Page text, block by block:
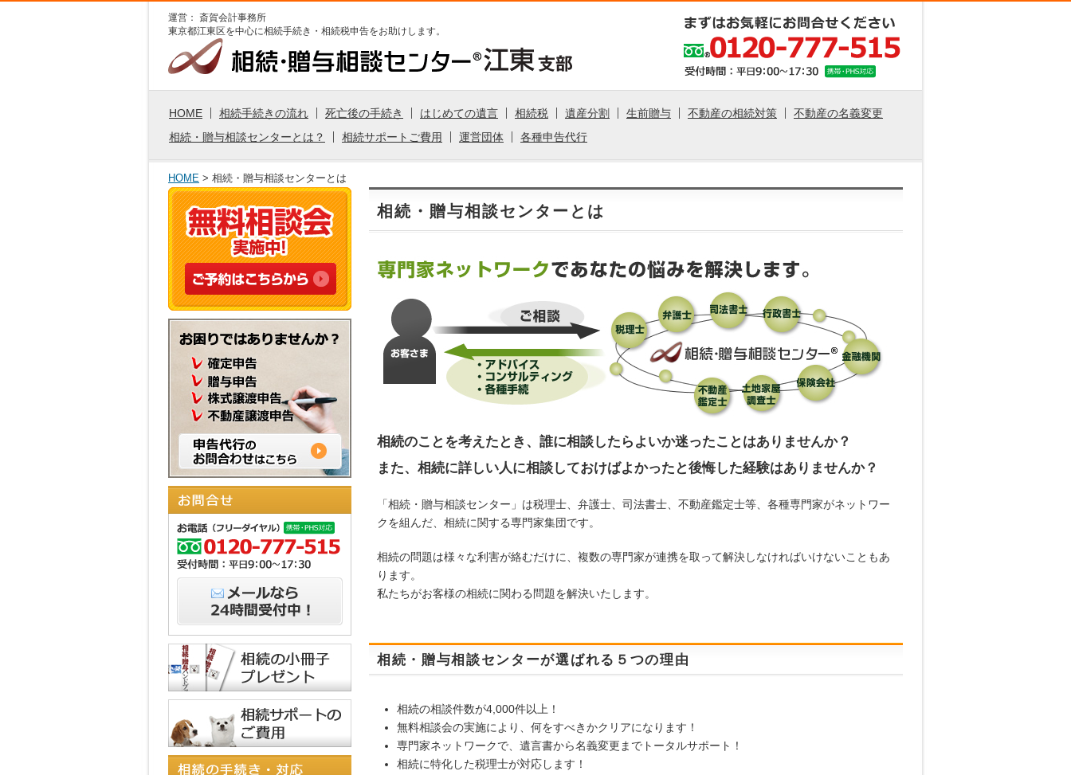
運営： 斎賀会計事務所
東京都江東区を中心に相続手続き・相続税申告をお助けします。
HOME 相続手続きの流れ 死亡後の手続き はじめての遺言 相続税 遺産分割 生前贈与 不動産の相続対策
不動産の名義変更
相続・贈与相談センターとは？
相続サポートご費用 運営団体 各種申告代行
HOME > 相続・贈与相談センターとは
相続・贈与相談センターとは
相続のことを考えたとき、誰に相談したらよいか迷ったことはありませんか？
また、相続に詳しい人に相談しておけばよかったと後悔した経験はありませんか？
「相続・贈与相談センター」は税理士、弁護士、司法書士、不動産鑑定士等、各種専門家がネットワー
クを組んだ、相続に関する専門家集団です。
相続の問題は様々な利害が絡むだけに、複数の専門家が連携を取って解決しなければいけないこともあ
ります。
私たちがお客様の相続に関わる問題を解決いたします。
相続・贈与相談センターが選ばれる５つの理由
相続の相談件数が4,000件以上！
無料相談会の実施により、何をすべきかクリアになります！
専門家ネットワークで、遺言書から名義変更までトータルサポート！
相続に特化した税理士が対応します！